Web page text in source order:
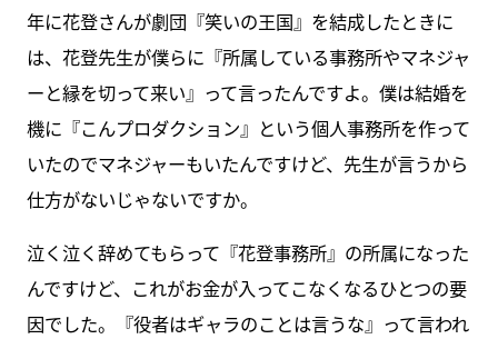
年に花登さんが劇団『笑いの王国』を結成したときに
は、花登先生が僕らに『所属している事務所やマネジャ
ーと縁を切って来い』って言ったんですよ。僕は結婚を
機に『こんプロダクション』という個人事務所を作って
いたのでマネジャーもいたんですけど、先生が言うから
仕方がないじゃないですか。
泣く泣く辞めてもらって『花登事務所』の所属になった
んですけど、これがお金が入ってこなくなるひとつの要
因でした。『役者はギャラのことは言うな』って言われ